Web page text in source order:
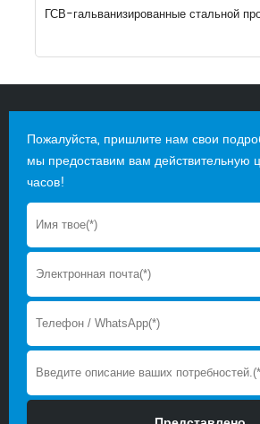
ГСВ-гальванизированные стальной
Пожалуйста, пришлите нам свои
мы предоставим вам действительную
часов!